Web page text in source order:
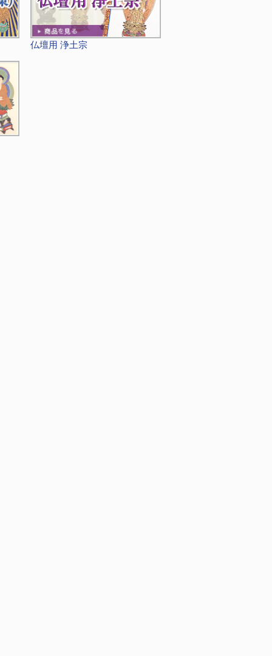
仏壇用 浄土宗